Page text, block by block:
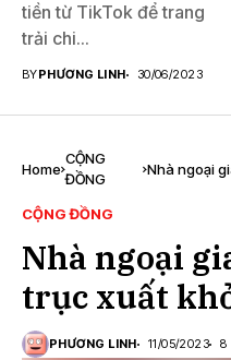
tiền từ TikTok để trang
trải chi...
BYPHƯƠNG LINH 30/06/2023
Home
CỘNG
ĐỒNG
Nhà ngoại
CỘNG ĐỒNG
Nhà ngoại
trục xuất
PHƯƠNG LINH 11/05/2023 8